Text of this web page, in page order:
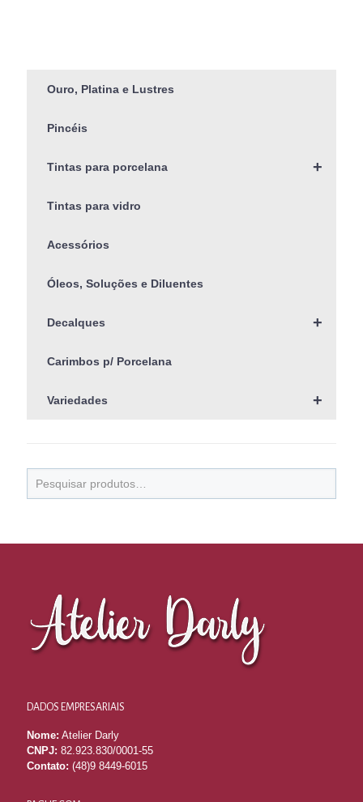
Ouro, Platina e Lustres
Pincéis
+
Tintas para porcelana
Tintas para vidro
Acessórios
Óleos, Soluções e Diluentes
+
Decalques
Carimbos p/ Porcelana
+
Variedades
DADOS EMPRESARIAIS
Nome: Atelier Darly
CNPJ: 82.923.830/0001-55
Contato: (48)9 8449-6015